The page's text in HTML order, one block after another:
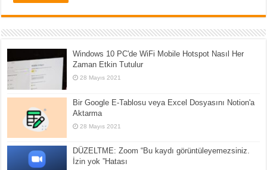
Windows 10 PC'de WiFi Mobile Hotspot Nasıl Her
Zaman Etkin Tutulur
28 Mayıs 2021
Bir Google E-Tablosu veya Excel Dosyasını Notion'a
Aktarma
28 Mayıs 2021
DÜZELTME: Zoom “Bu kaydı görüntüleyemezsiniz.
İzin yok ”Hatası